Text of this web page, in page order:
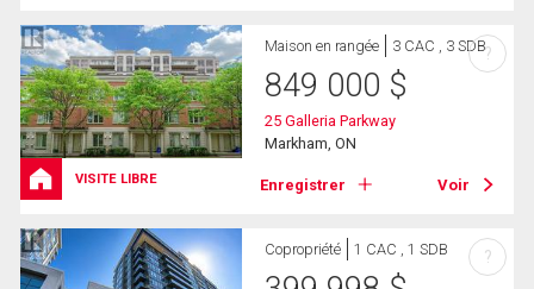
VISITE LIBRE
Maison en rangée 3 CAC , 3 SDB
849 000 $
25 Galleria Parkway
Markham, ON
Enregistrer Voir
?
Copropriété 1 CAC , 1 SDB ?